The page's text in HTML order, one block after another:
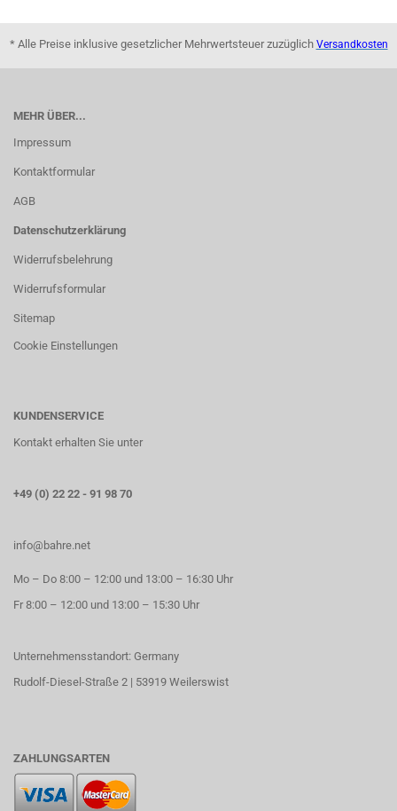
* Alle Preise inklusive gesetzlicher Mehrwertsteuer zuzüglich Versandkosten
MEHR ÜBER...
Impressum
Kontaktformular
AGB
Datenschutzerklärung
Widerrufsbelehrung
Widerrufsformular
Sitemap
Cookie Einstellungen
KUNDENSERVICE
Kontakt erhalten Sie unter
+49 (0) 22 22 - 91 98 70
info@bahre.net
Mo – Do 8:00 – 12:00 und 13:00 – 16:30 Uhr
Fr 8:00 – 12:00 und 13:00 – 15:30 Uhr
Unternehmensstandort: Germany
Rudolf-Diesel-Straße 2 | 53919 Weilerswist
ZAHLUNGSARTEN